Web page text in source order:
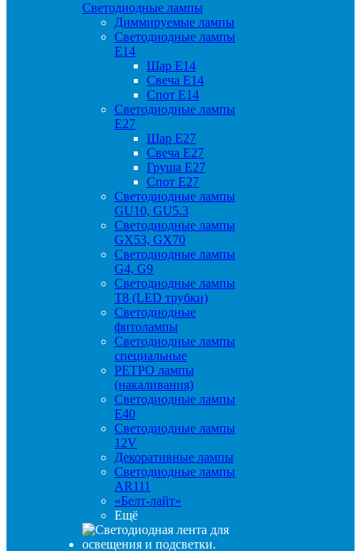
Светодиодные лампы
Диммируемые лампы
Светодиодные лампы
Е14
Шар Е14
Свеча Е14
Спот Е14
Светодиодные лампы
Е27
Шар Е27
Свеча Е27
Груша Е27
Спот Е27
Светодиодные лампы
GU10, GU5.3
Светодиодные лампы
GX53, GX70
Светодиодные лампы
G4, G9
Светодиодные лампы
Т8 (LED трубки)
Светодиодные
фитолампы
Светодиодные лампы
специальные
РЕТРО лампы
(накаливания)
Светодиодные лампы
E40
Светодиодные лампы
12V
Декоративные лампы
Светодиодные лампы
AR111
«Белт-лайт»
Ещё